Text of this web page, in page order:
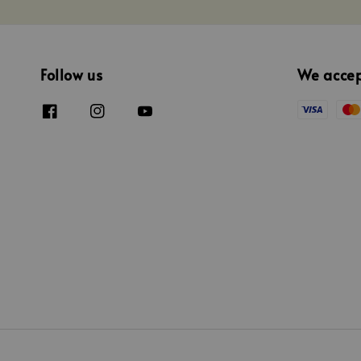
Follow us We